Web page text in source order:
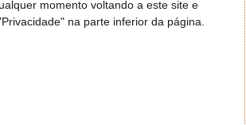
momento voltando a este site e
na parte inferior da página.
do fim encontras um local para colocares um
vai obrigar o Firefox a verificar se este é o browser